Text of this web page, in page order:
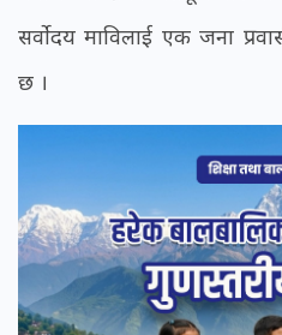
सर्वोदय माविलाई एक जना
छ ।